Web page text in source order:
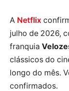
A Netflix
julho de 2026,
franquia
clássicos do
longo do mês.
confirmados.